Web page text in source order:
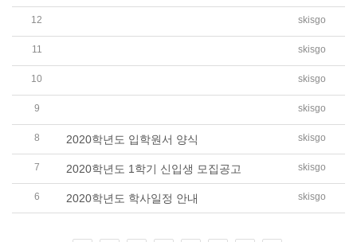
12 [가정통신문] 토요한글학교 재택 원격 수업 실시..skisgo
11 [가정통신문] 토요한글학교 온라인 수업 실시 안..skisgo
10 [가정통신문] 코로나19 감염 예방을 위한 토요한..skisgo
9 [가정통신문] 코로나 19 확산에 따른 토요한글학..skisgo
8 2020학년도 입학원서 양식 skisgo
7 2020학년도 1학기 신입생 모집공고 skisgo
6 2020학년도 학사일정 안내 skisgo